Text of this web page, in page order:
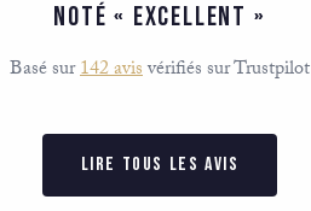
NOTÉ « EXCELLENT »
Basé sur142 avisvérifiés sur Trustpilot
LIRE TOUS LES AVIS